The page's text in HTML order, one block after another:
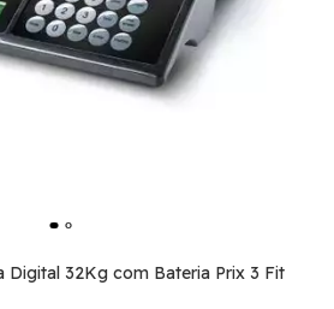
Digital 32Kg com Bateria Prix 3 Fit